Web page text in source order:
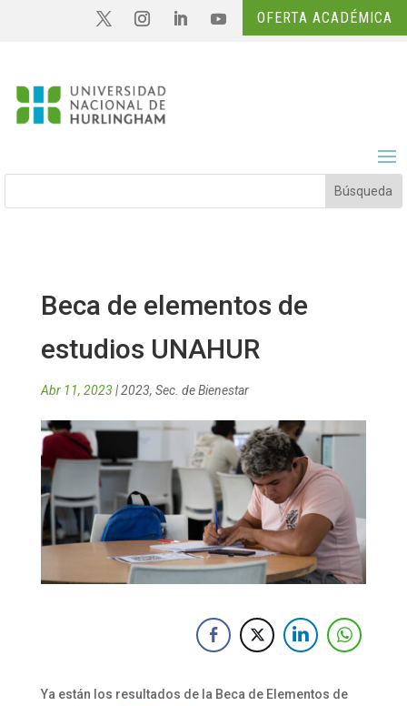
OFERTA ACADÉMICA
Beca de elementos de
estudios UNAHUR
Abr 11, 2023 |2023, Sec. de Bienestar
Ya están los resultados de la Beca de Elementos de